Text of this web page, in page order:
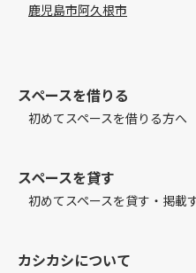
鹿児島市阿久根市
スペースを借りる
初めてスペースを借りる方へ
スペースを貸す
初めてスペースを貸す・掲載
カシカシについて